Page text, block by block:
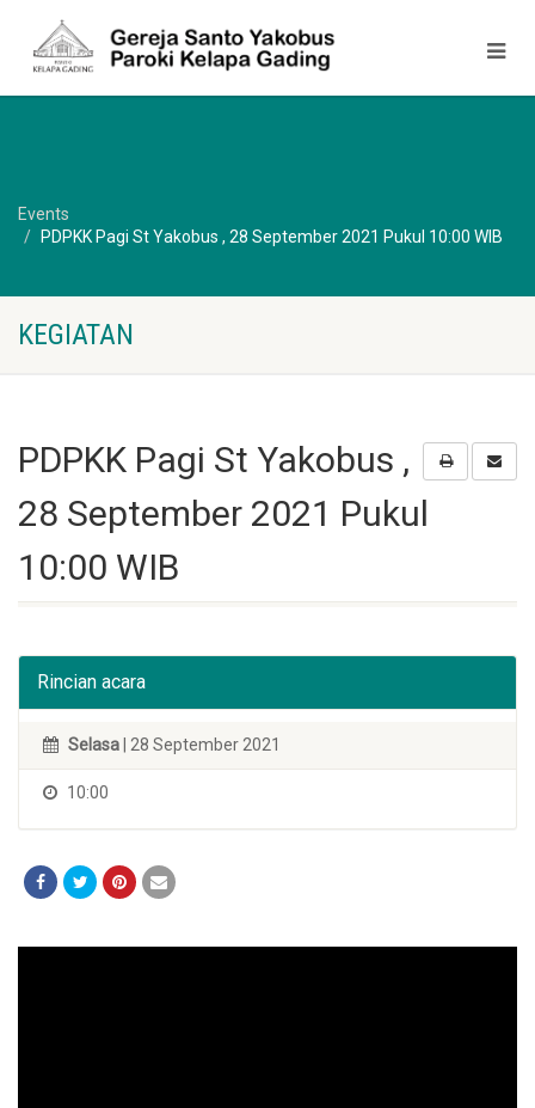
Events
PDPKK Pagi St Yakobus , 28 September 2021 Pukul 10:00 WIB
KEGIATAN
PDPKK Pagi St Yakobus ,
28 September 2021 Pukul
10:00 WIB
Rincian acara
Selasa | 28 September 2021
10:00